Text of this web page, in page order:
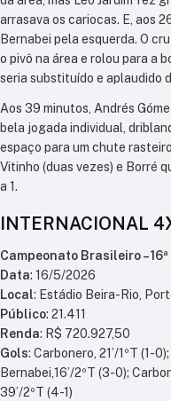
arrasava os cariocas. E, aos
Bernabei pela esquerda. O
o pivô na área e rolou para a
seria substituído e aplaudido
Aos 39 minutos, Andrés
bela jogada individual,
espaço para um chute
Vitinho (duas vezes) e Borré
a 1.
INTERNACIONAL
Campeonato Brasileiro –
Data: 16/5/2026
Local: Estádio Beira-Rio,
Público: 21.411
Renda: R$ 720.927,50
Gols: Carbonero, 21’/1ºT (1-
Bernabei,16’/2ºT (3-0);
39’/2ºT (4-1)